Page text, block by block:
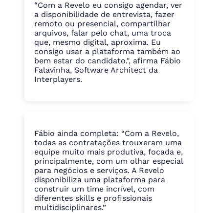
“Com a Revelo eu consigo agendar, ver
a disponibilidade de entrevista, fazer
remoto ou presencial, compartilhar
arquivos, falar pelo chat, uma troca
que, mesmo digital, aproxima. Eu
consigo usar a plataforma também ao
bem estar do candidato.", afirma Fábio
Falavinha, Software Architect da
Interplayers.
Fábio ainda completa: “Com a Revelo,
todas as contratações trouxeram uma
equipe muito mais produtiva, focada e,
principalmente, com um olhar especial
para negócios e serviços. A Revelo
disponibiliza uma plataforma para
construir um time incrível, com
diferentes skills e profissionais
multidisciplinares.”